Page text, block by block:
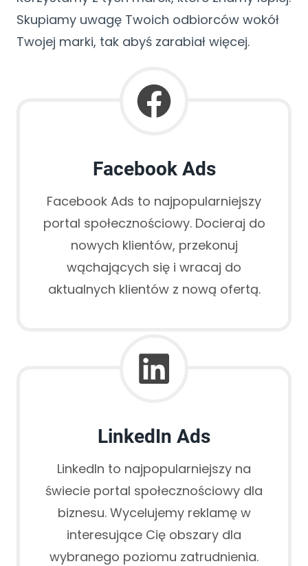
Skupiamy uwagę Twoich odbiorców wokół
Twojej marki, tak abyś zarabiał więcej.
Facebook Ads
Facebook Ads to najpopularniejszy
portal społecznościowy. Docieraj do
nowych klientów, przekonuj
wąchających się i wracaj do
aktualnych klientów z nową ofertą.
LinkedIn Ads
LinkedIn to najpopularniejszy na
świecie portal społecznościowy dla
biznesu. Wycelujemy reklamę w
interesujące Cię obszary dla
wybranego poziomu zatrudnienia.